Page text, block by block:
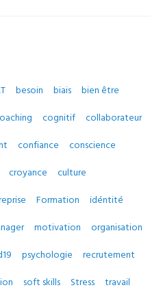
besoin biais
bien être
cognitif
collaborateur
confiance
conscience
croyance
culture
Formation
idéntité
motivation
organisation
psychologie
recrutement
soft skills Stress
travail